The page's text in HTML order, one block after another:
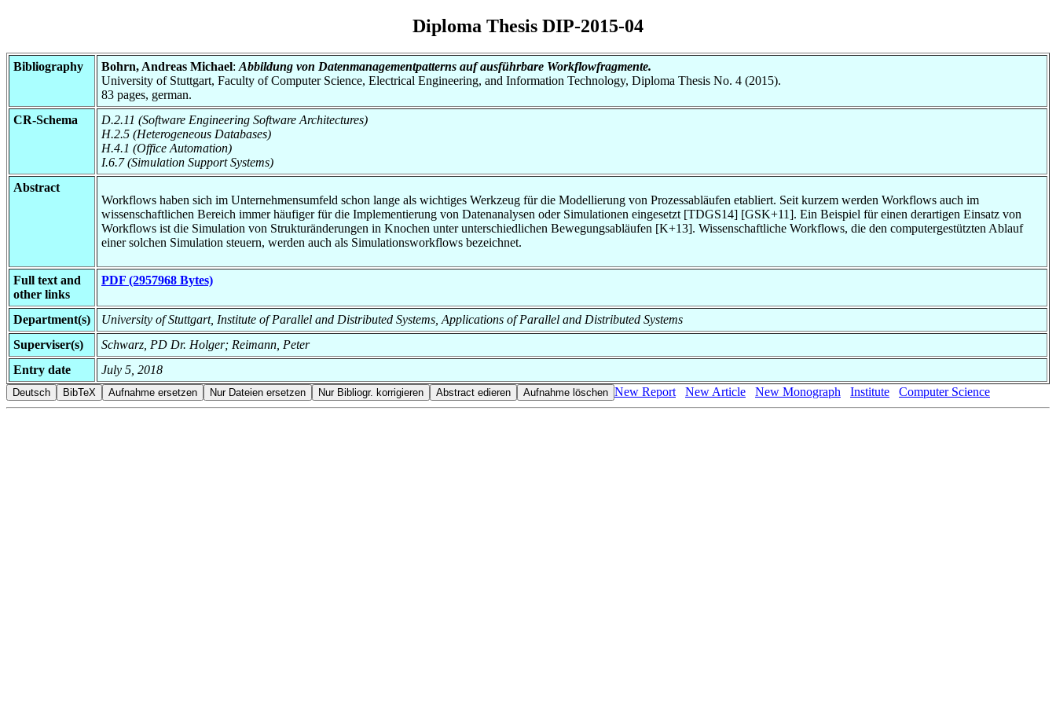
Diploma Thesis DIP-2015-04
Bibliography Bohrn, Andreas Michael: Abbildung von Datenmanagementpatterns auf ausführbare Workflowfragmente.
University of Stuttgart, Faculty of Computer Science, Electrical Engineering, and Information Technology, Diploma Thesis No. 4 (2015).
83 pages, german.
CR-Schema
D.2.11 (Software Engineering Software Architectures)
H.2.5 (Heterogeneous Databases)
H.4.1 (Office Automation)
I.6.7 (Simulation Support Systems)
Abstract
Workflows haben sich im Unternehmensumfeld schon lange als wichtiges Werkzeug für die Modellierung von Prozessabläufen etabliert. Seit kurzem werden Workflows auch im
wissenschaftlichen Bereich immer häufiger für die Implementierung von Datenanalysen oder Simulationen eingesetzt [TDGS14] [GSK+11]. Ein Beispiel für einen derartigen Einsatz von
Workflows ist die Simulation von Strukturänderungen in Knochen unter unterschiedlichen Bewegungsabläufen [K+13]. Wissenschaftliche Workflows, die den computergestützten Ablauf
einer solchen Simulation steuern, werden auch als Simulationsworkflows bezeichnet.
Full text and
other links
PDF (2957968 Bytes)
Department(s)
University of Stuttgart, Institute of Parallel and Distributed Systems, Applications of Parallel and Distributed Systems
Superviser(s)
Schwarz, PD Dr. Holger; Reimann, Peter
Entry date
July 5, 2018
New Report
New Article New Monograph Institute Computer Science